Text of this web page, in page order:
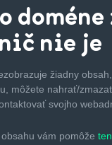
nič nie je
žiadny
môžete nahrať/
svojho
vám pomôže